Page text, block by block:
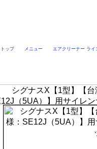
トップ メニュー
エアクリーナー ライ